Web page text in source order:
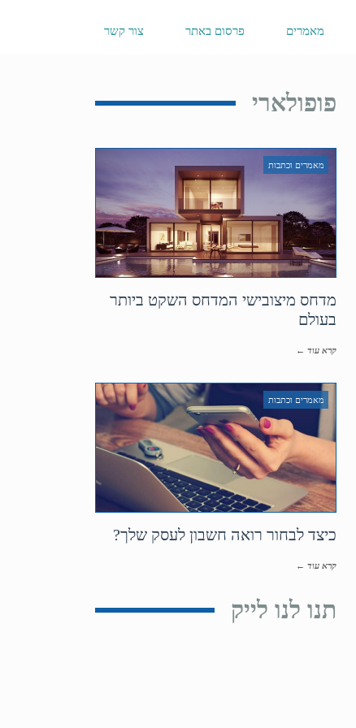
מאמרים פרסום באתר צור קשר
פופולארי
מאמרים וכתבות
מדחס מיצובישי המדחס השקט ביותר
בעולם
קרא עוד ←
מאמרים וכתבות
כיצד לבחור רואה חשבון לעסק שלך?
קרא עוד ←
תנו לנו לייק